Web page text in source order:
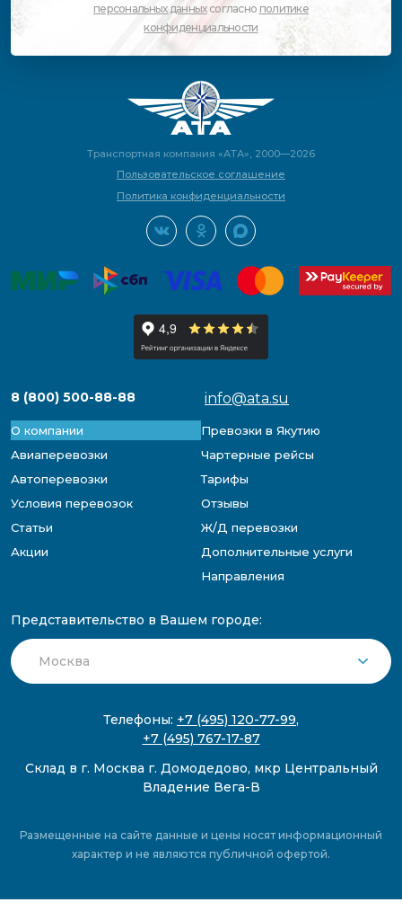
персональных данныхсогласно политике
конфиденциальности
Транспортная компания «АТА», 2000—2026
Пользовательское соглашение
Политика конфиденциальности
8 (800) 500-88-88 info@ata.su
О компании
Превозки в Якутию
Авиаперевозки
Чартерные рейсы
Автоперевозки
Тарифы
Условия перевозок
Отзывы
Статьи
Ж/Д перевозки
Акции
Дополнительные услуги
Направления
Представительство в Вашем городе:
Телефоны: +7 (495) 120-77-99,
+7 (495) 767-17-87
Склад в г. Москва г. Домодедово, мкр Центральный
Владение Вега-В
Размещенные на сайте данные и цены носят информационный
характер и не являются публичной офертой.